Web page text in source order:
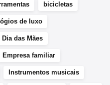
bicicletas
de luxo
Dia das Mães
Empresa familiar
Instrumentos musicais